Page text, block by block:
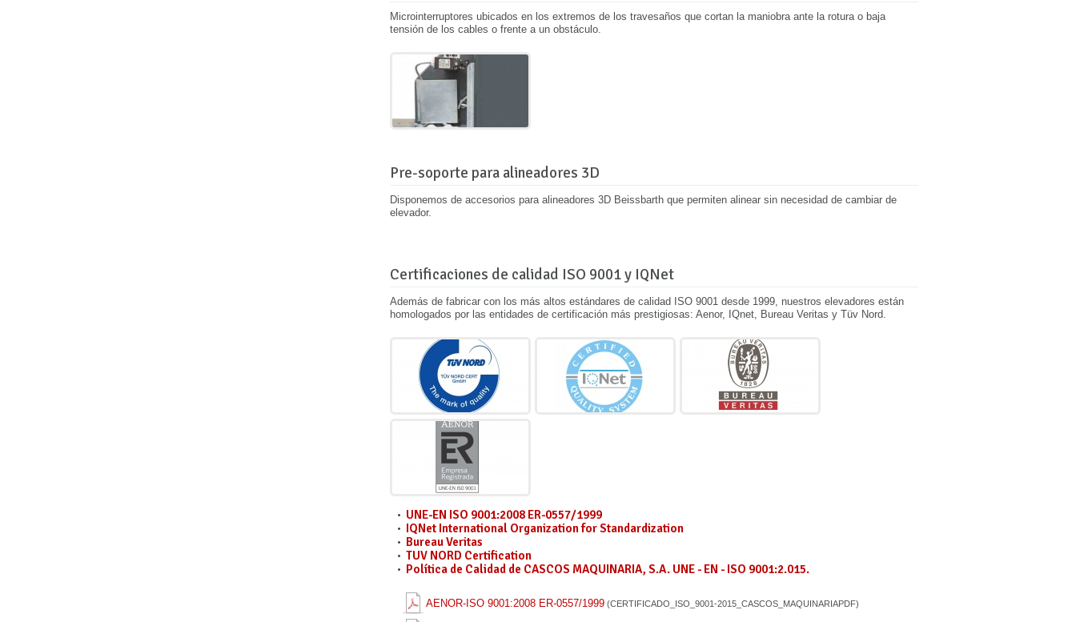
Microinterruptores ubicados en los extremos de los travesaños que cortan la maniobra ante la rotura o baja
tensión de los cables o frente a un obstáculo.
Pre-soporte para alineadores 3D
Disponemos de accesorios para alineadores 3D Beissbarth que permiten alinear sin necesidad de cambiar de
elevador.
Certificaciones de calidad ISO 9001 y IQNet
Además de fabricar con los más altos estándares de calidad ISO 9001 desde 1999, nuestros elevadores están
homologados por las entidades de certificación más prestigiosas: Aenor, IQnet, Bureau Veritas y Tüv Nord.
UNE-EN ISO 9001:2008 ER-0557/1999
IQNet International Organization for Standardization
Bureau Veritas
TUV NORD Certification
Política de Calidad de CASCOS MAQUINARIA, S.A. UNE - EN - ISO 9001:2.015.
AENOR-ISO 9001:2008 ER-0557/1999 (CERTIFICADO_ISO_9001-2015_CASCOS_MAQUINARIAPDF)